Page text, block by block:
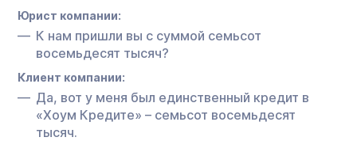
Юрист компании:
К нам пришли вы с суммой семьсот
восемьдесят тысяч?
Клиент компании:
Да, вот у меня был единственный кредит в
«Хоум Кредите» – семьсот восемьдесят
тысяч.